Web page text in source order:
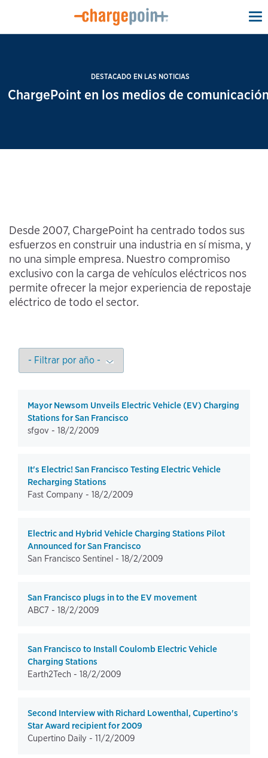
DESTACADO EN LAS NOTICIAS
ChargePoint en los medios de
Desde 2007, ChargePoint ha centrado todos sus
esfuerzos en construir una industria en sí misma, y
no una simple empresa. Nuestro compromiso
exclusivo con la carga de vehículos eléctricos nos
permite ofrecer la mejor experiencia de repostaje
eléctrico de todo el sector.
Mayor Newsom Unveils Electric Vehicle (EV) Charging
Stations for San Francisco
sfgov - 18/2/2009
It's Electric! San Francisco Testing Electric Vehicle
Recharging Stations
Fast Company - 18/2/2009
Electric and Hybrid Vehicle Charging Stations Pilot
Announced for San Francisco
San Francisco Sentinel - 18/2/2009
San Francisco plugs in to the EV movement
ABC7 - 18/2/2009
San Francisco to Install Coulomb Electric Vehicle
Charging Stations
Earth2Tech - 18/2/2009
Second Interview with Richard Lowenthal, Cupertino's
Star Award recipient for 2009
Cupertino Daily - 11/2/2009